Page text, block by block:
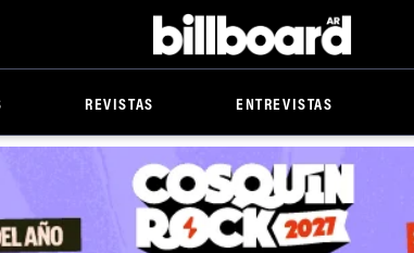
Billboard
REVISTAS ENTREVISTAS